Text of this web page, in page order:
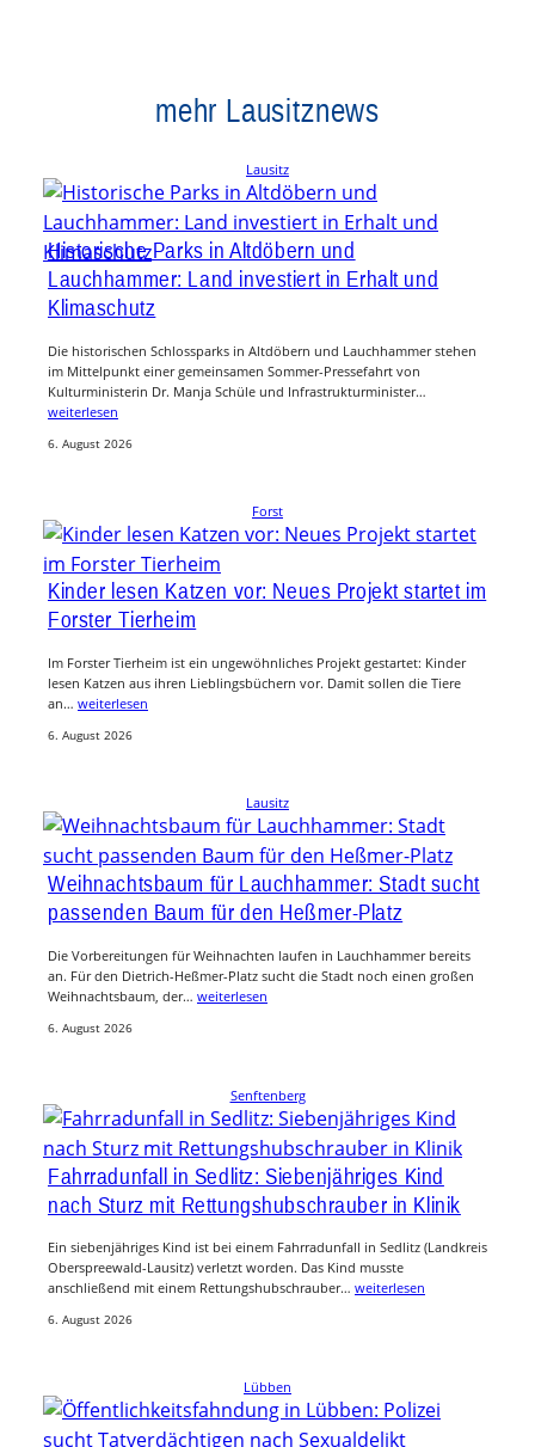
mehr Lausitznews
Lausitz
Historische Parks in Altdöbern und
Lauchhammer: Land investiert in Erhalt und
Klimaschutz
Die historischen Schlossparks in Altdöbern und Lauchhammer stehen
im Mittelpunkt einer gemeinsamen Sommer-Pressefahrt von
Kulturministerin Dr. Manja Schüle und Infrastrukturminister…
weiterlesen
6. August 2026
Forst
Kinder lesen Katzen vor: Neues Projekt startet im
Forster Tierheim
Im Forster Tierheim ist ein ungewöhnliches Projekt gestartet: Kinder
lesen Katzen aus ihren Lieblingsbüchern vor. Damit sollen die Tiere
an… weiterlesen
6. August 2026
Lausitz
Weihnachtsbaum für Lauchhammer: Stadt sucht
passenden Baum für den Heßmer-Platz
Die Vorbereitungen für Weihnachten laufen in Lauchhammer bereits
an. Für den Dietrich-Heßmer-Platz sucht die Stadt noch einen großen
Weihnachtsbaum, der… weiterlesen
6. August 2026
Senftenberg
Fahrradunfall in Sedlitz: Siebenjähriges Kind
nach Sturz mit Rettungshubschrauber in Klinik
Ein siebenjähriges Kind ist bei einem Fahrradunfall in Sedlitz (Landkreis
Oberspreewald-Lausitz) verletzt worden. Das Kind musste
anschließend mit einem Rettungshubschrauber… weiterlesen
6. August 2026
Lübben